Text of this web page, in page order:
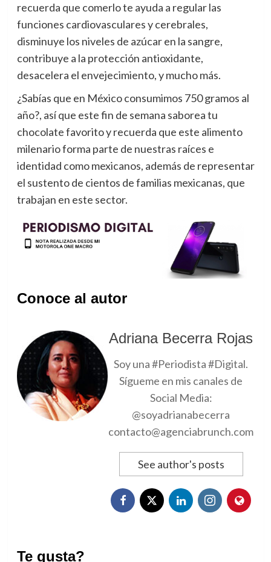
recuerda que comerlo te ayuda a regular las
funciones cardiovasculares y cerebrales,
disminuye los niveles de azúcar en la sangre,
contribuye a la protección antioxidante,
desacelera el envejecimiento, y mucho más.
¿Sabías que en México consumimos 750 gramos al
año?, así que este fin de semana saborea tu
chocolate favorito y recuerda que este alimento
milenario forma parte de nuestras raíces e
identidad como mexicanos, además de representar
el sustento de cientos de familias mexicanas, que
trabajan en este sector.
Conoce al autor
Adriana Becerra Rojas
Soy una #Periodista #Digital.
Sígueme en mis canales de
Social Media:
@soyadrianabecerra
contacto@agenciabrunch.com
See author's posts
Te gusta?